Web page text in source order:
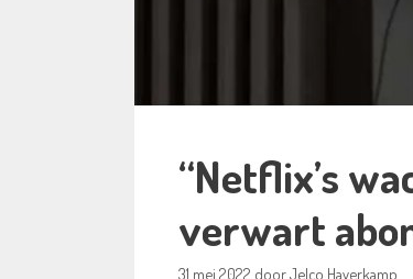
“Netflix’s
verwart
31 mei 2022 doorJelco Haverkamp